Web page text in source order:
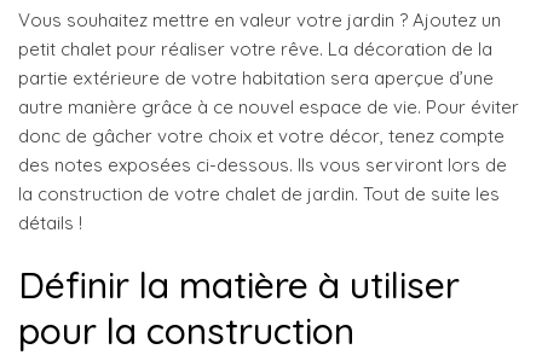
Vous souhaitez mettre en valeur votre jardin ? Ajoutez un
petit chalet pour réaliser votre rêve. La décoration de la
partie extérieure de votre habitation sera aperçue d’une
autre manière grâce à ce nouvel espace de vie. Pour éviter
donc de gâcher votre choix et votre décor, tenez compte
des notes exposées ci-dessous. Ils vous serviront lors de
la construction de votre chalet de jardin. Tout de suite les
détails !
Définir la matière à utiliser
pour la construction